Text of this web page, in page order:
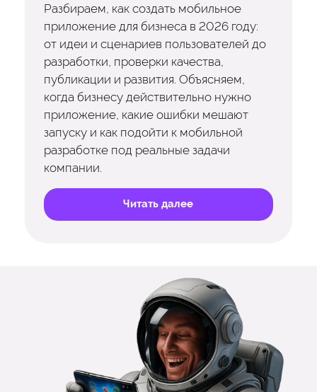
Разбираем, как создать мобильное
приложение для бизнеса в 2026 году:
от идеи и сценариев пользователей до
разработки, проверки качества,
публикации и развития. Объясняем,
когда бизнесу действительно нужно
приложение, какие ошибки мешают
запуску и как подойти к мобильной
разработке под реальные задачи
компании.
Читать далее